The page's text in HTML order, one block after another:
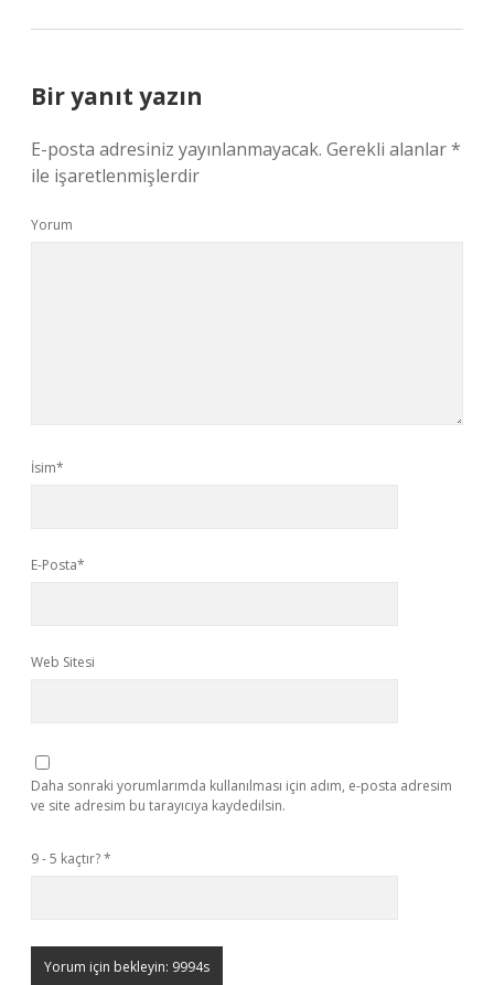
Bir yanıt yazın
E-posta adresiniz yayınlanmayacak. Gerekli alanlar*
ile işaretlenmişlerdir
Yorum
İsim*
E-Posta*
Web Sitesi
Daha sonraki yorumlarımda kullanılması için adım, e-posta adresim
ve site adresim bu tarayıcıya kaydedilsin.
9 - 5 kaçtır?*